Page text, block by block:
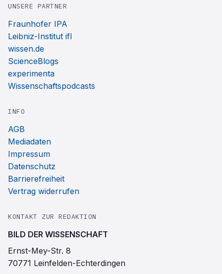
UNSERE PARTNER
Fraunhofer IPA
Leibniz-Institut ifl
wissen.de
ScienceBlogs
experimenta
Wissenschaftspodcasts
INFO
AGB
Mediadaten
Impressum
Datenschutz
Barrierefreiheit
Vertrag widerrufen
KONTAKT ZUR REDAKTION
BILD DER WISSENSCHAFT
Ernst-Mey-Str. 8
70771 Leinfelden-Echterdingen